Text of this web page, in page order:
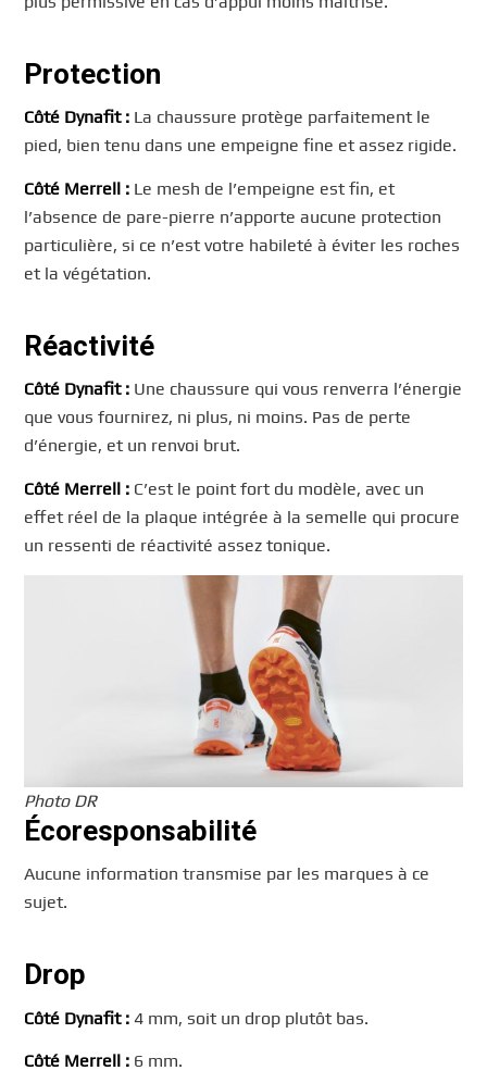
Protection
Côté Dynafit : La chaussure protège parfaitement le
pied, bien tenu dans une empeigne fine et assez rigide.
Côté Merrell : Le mesh de l’empeigne est fin, et
l’absence de pare-pierre n’apporte aucune protection
particulière, si ce n’est votre habileté à éviter les roches
et la végétation.
Réactivité
Côté Dynafit : Une chaussure qui vous renverra l’énergie
que vous fournirez, ni plus, ni moins. Pas de perte
d’énergie, et un renvoi brut.
Côté Merrell : C’est le point fort du modèle, avec un
effet réel de la plaque intégrée à la semelle qui procure
un ressenti de réactivité assez tonique.
Photo DR
Écoresponsabilité
Aucune information transmise par les marques à ce
sujet.
Drop
Côté Dynafit :4 mm, soit un drop plutôt bas.
Côté Merrell : 6 mm.